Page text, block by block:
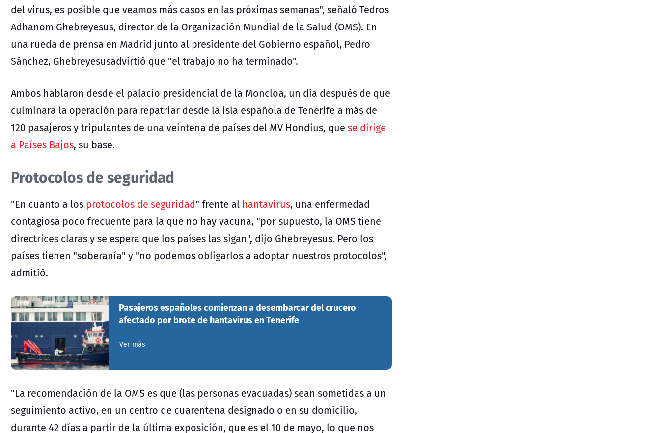
del virus, es posible que veamos más casos en las próximas semanas", señaló Tedros
Adhanom Ghebreyesus, director de la Organización Mundial de la Salud (OMS). En
una rueda de prensa en Madrid junto al presidente del Gobierno español, Pedro
Sánchez, Ghebreyesusadvirtió que "el trabajo no ha terminado".
Ambos hablaron desde el palacio presidencial de la Moncloa, un día después de que
culminara la operación para repatriar desde la isla española de Tenerife a más de
120 pasajeros y tripulantes de una veintena de países del MV Hondius, que se dirige
a Países Bajos, su base.
Protocolos de seguridad
"En cuanto a los protocolos de seguridad" frente al hantavirus, una enfermedad
contagiosa poco frecuente para la que no hay vacuna, "por supuesto, la OMS tiene
directrices claras y se espera que los países las sigan", dijo Ghebreyesus. Pero los
países tienen "soberanía" y "no podemos obligarlos a adoptar nuestros protocolos",
admitió.
Pasajeros españoles comienzan a desembarcar del crucero
afectado por brote de hantavirus en Tenerife
Ver más
"La recomendación de la OMS es que (las personas evacuadas) sean sometidas a un
seguimiento activo, en un centro de cuarentena designado o en su domicilio,
durante 42 días a partir de la última exposición, que es el 10 de mayo, lo que nos